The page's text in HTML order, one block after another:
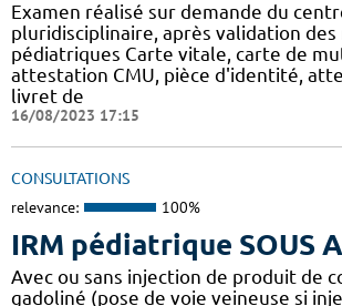
Examen réalisé sur demande du
pluridisciplinaire, après validation des
pédiatriques Carte vitale, carte de
attestation CMU, pièce d'identité,
livret de
16/08/2023 17:15
CONSULTATIONS
relevance: 100%
IRM pédiatrique SOUS
Avec ou sans injection de produit de
gadoliné (pose de voie veineuse si